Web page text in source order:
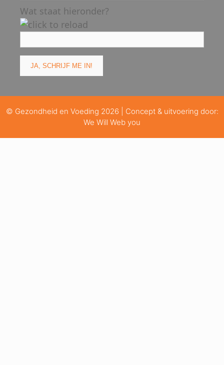
Wat staat hieronder?
© Gezondheid en Voeding 2026 | Concept & uitvoering door:
We Will Web you